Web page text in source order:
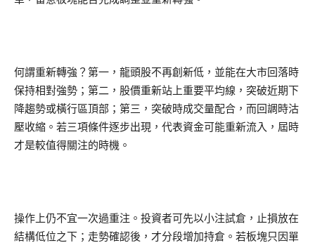
何謂重新轉強？第一，龍頭股不再創新低，並能在大市回落時
保持相對強勢；第二，股價重新站上重要平均線，突破近期下
降趨勢或橫行區頂部；第三，突破時成交量配合，而回調時沽
壓收縮。若三項條件逐步出現，代表資金可能重新流入，屆時
才是較值得關注的時機。
操作上仍不宜一次過重注。投資者可先以小注試倉，止損放在
結構低位之下；走勢確認後，才分段增加持倉。若板塊只因單